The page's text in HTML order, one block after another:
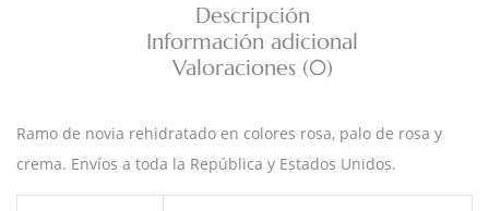
Descripción
Información adicional
Valoraciones (0)
Ramo de novia rehidratado en colores rosa, palo de rosa y
crema. Envíos a toda la República y Estados Unidos.